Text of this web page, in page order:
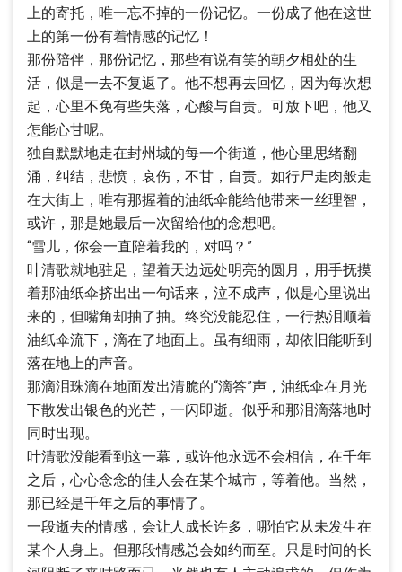
上的寄托，唯一忘不掉的一份记忆。一份成了他在这世
上的第一份有着情感的记忆！
那份陪伴，那份记忆，那些有说有笑的朝夕相处的生
活，似是一去不复返了。他不想再去回忆，因为每次想
起，心里不免有些失落，心酸与自责。可放下吧，他又
怎能心甘呢。
独自默默地走在封州城的每一个街道，他心里思绪翻
涌，纠结，悲愤，哀伤，不甘，自责。如行尸走肉般走
在大街上，唯有那握着的油纸伞能给他带来一丝理智，
或许，那是她最后一次留给他的念想吧。
“雪儿，你会一直陪着我的，对吗？”
叶清歌就地驻足，望着天边远处明亮的圆月，用手抚摸
着那油纸伞挤出出一句话来，泣不成声，似是心里说出
来的，但嘴角却抽了抽。终究没能忍住，一行热泪顺着
油纸伞流下，滴在了地面上。虽有细雨，却依旧能听到
落在地上的声音。
那滴泪珠滴在地面发出清脆的“滴答”声，油纸伞在月光
下散发出银色的光芒，一闪即逝。似乎和那泪滴落地时
同时出现。
叶清歌没能看到这一幕，或许他永远不会相信，在千年
之后，心心念念的佳人会在某个城市，等着他。当然，
那已经是千年之后的事情了。
一段逝去的情感，会让人成长许多，哪怕它从未发生在
某个人身上。但那段情感总会如约而至。只是时间的长